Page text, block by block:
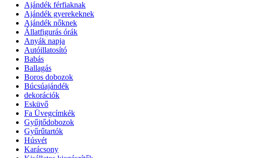
Ajándék férfiaknak
Ajándék gyerekeknek
Ajándék nőknek
Állatfigurás órák
Anyák napja
Autóillatosító
Babás
Ballagás
Boros dobozok
Búcsúajándék
dekorációk
Esküvő
Fa Üvegcímkék
Gyűjtődobozok
Gyűrűtartók
Húsvét
Karácsony